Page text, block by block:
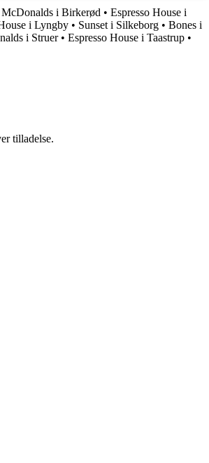
McDonalds i Birkerød • Espresso House i
i Lyngby • Sunset i Silkeborg • Bones i
i Struer• Espresso House i Taastrup •
tilladelse.